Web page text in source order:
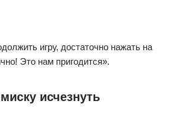
игру, достаточно нажать на
Это нам пригодится».
исчезнуть